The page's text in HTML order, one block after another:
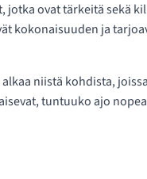
ovat tärkeitä sekä
kokonaisuuden ja
niistä kohdista,
tuntuuko ajo